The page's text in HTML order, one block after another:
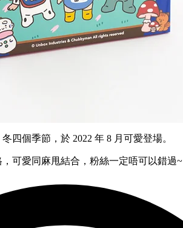
四個季節，於 2022 年 8 月可愛登場。
可愛同麻甩結合，粉絲一定唔可以錯過~